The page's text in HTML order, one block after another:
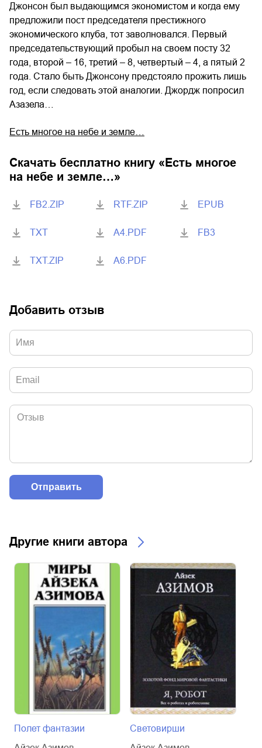
Джонсон был выдающимся экономистом и когда ему
предложили пост председателя престижного
экономического клуба, тот заволновался. Первый
председательствующий пробыл на своем посту 32
года, второй – 16, третий – 8, четвертый – 4, а пятый 2
года. Стало быть Джонсону предстояло прожить лишь
год, если следовать этой аналогии. Джордж попросил
Азазела…
Есть многое на небе и земле…
Скачать бесплатно книгу «Есть многое
на небе и земле…»
FB2.ZIP
TXT
TXT.ZIP
RTF.ZIP
A4.PDF
A6.PDF
EPUB
FB3
Добавить отзыв
Другие книги автора
Полет фантазии
Световирши